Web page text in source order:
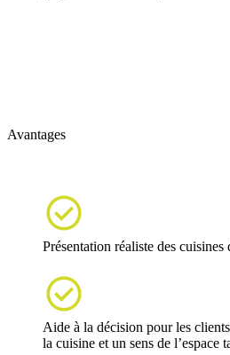
Avantages

Présentation réaliste des

Aide à la décision pour les
la cuisine et un sens de l’espace